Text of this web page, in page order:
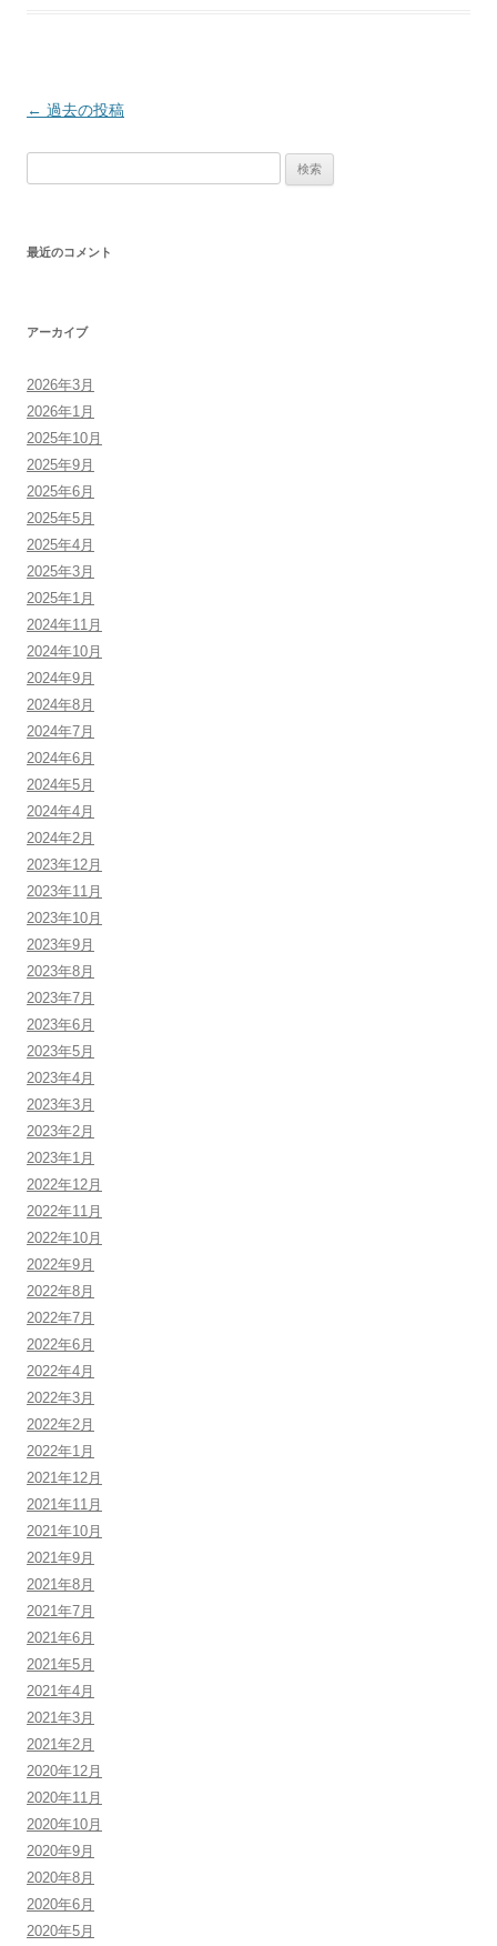
投
ョ
← 過去の投稿
最近のコメント
アーカイブ
2026年3月
2026年1月
2025年10月
2025年9月
2025年6月
2025年5月
2025年4月
2025年3月
2025年1月
2024年11月
2024年10月
2024年9月
2024年8月
2024年7月
2024年6月
2024年5月
2024年4月
2024年2月
2023年12月
2023年11月
2023年10月
2023年9月
2023年8月
2023年7月
2023年6月
2023年5月
2023年4月
2023年3月
2023年2月
2023年1月
2022年12月
2022年11月
2022年10月
2022年9月
2022年8月
2022年7月
2022年6月
2022年4月
2022年3月
2022年2月
2022年1月
2021年12月
2021年11月
2021年10月
2021年9月
2021年8月
2021年7月
2021年6月
2021年5月
2021年4月
2021年3月
2021年2月
2020年12月
2020年11月
2020年10月
2020年9月
2020年8月
2020年6月
2020年5月